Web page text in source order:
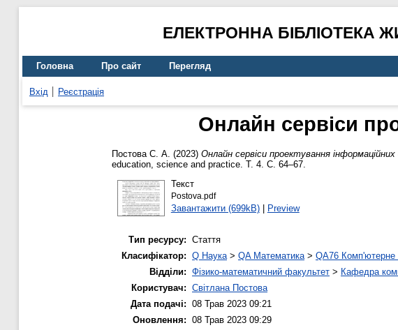
ЕЛЕКТРОННА БІБЛІОТЕКА
Головна Про сайт Перегляд
Вхід Реєстрація
Онлайн сервіси
Постова С. А. (2023) Онлайн сервіси проектування
education, science and practice. Т. 4. С. 64–67.
Текст
Postova.pdf
Завантажити (699kB)| Preview
Тип ресурсу: Стаття
Класифікатор: Q Наука> QA Математика> QA76 Комп'ютерне
Відділи: Фізико-математичний факультет > Кафедра
Користувач: Світлана Постова
Дата подачі: 08 Трав 2023 09:21
Оновлення: 08 Трав 2023 09:29